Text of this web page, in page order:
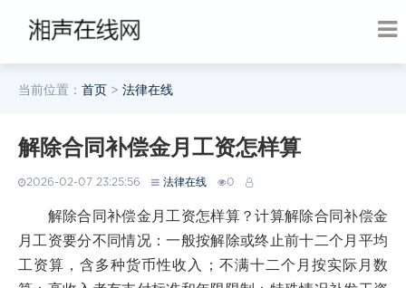
当前位置： 首页 > 法律在线
解除合同补偿金月工资怎样算
2026-02-07 23:25:56 法律在线 0
解除合同补偿金月工资怎样算？计算解除合同补偿金
月工资要分不同情况：一般按解除或终止前十二个月平均
工资算，含多种货币性收入；不满十二个月按实际月数